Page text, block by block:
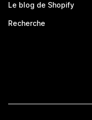
Le blog de Shopify
Recherche